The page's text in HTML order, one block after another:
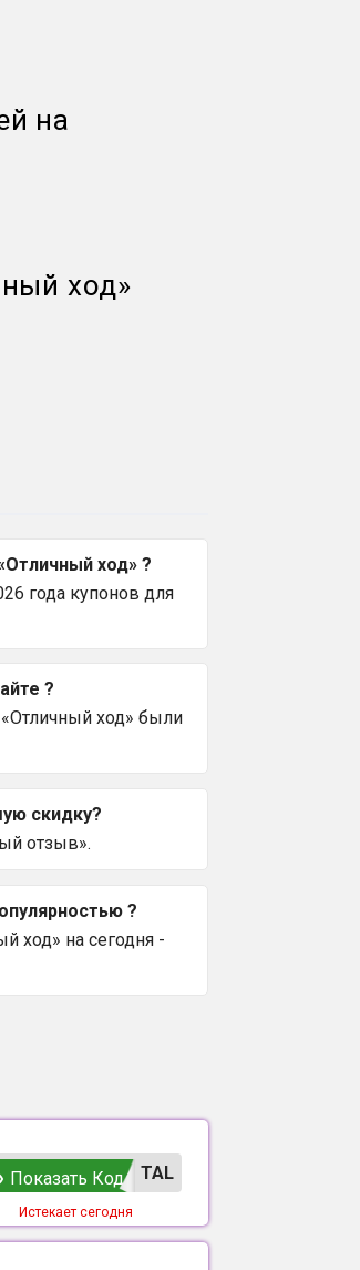
на
ход»
ход» ?
года купонов для
?
ход» были
скидку?
отзыв».
?
ход» на сегодня -
TAL
Показать Код
Истекает сегодня